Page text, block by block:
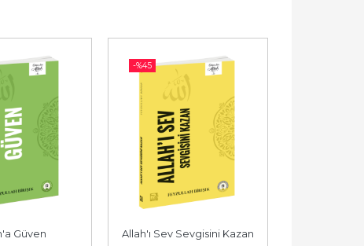
Güven
-%45
Allah'ı Sev Sevgisini Kazan